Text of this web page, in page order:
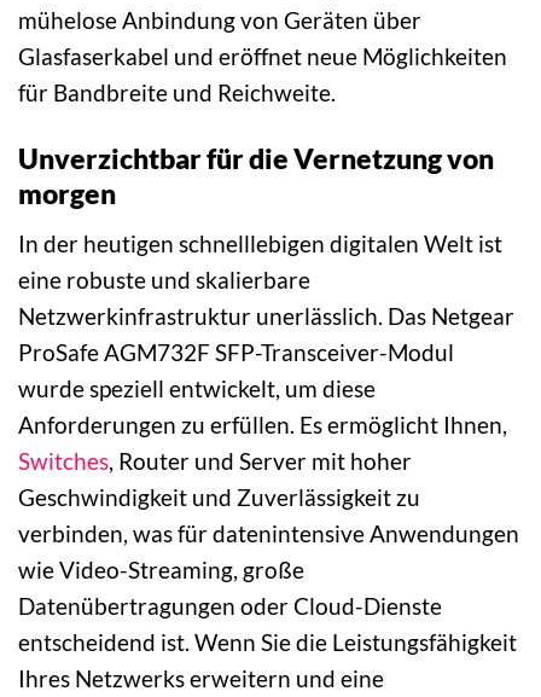
mühelose Anbindung von Geräten über
Glasfaserkabel und eröffnet neue Möglichkeiten
für Bandbreite und Reichweite.
Unverzichtbar für die Vernetzung von
morgen
In der heutigen schnelllebigen digitalen Welt ist
eine robuste und skalierbare
Netzwerkinfrastruktur unerlässlich. Das Netgear
ProSafe AGM732F SFP-Transceiver-Modul
wurde speziell entwickelt, um diese
Anforderungen zu erfüllen. Es ermöglicht Ihnen,
Switches , Router und Server mit hoher
Geschwindigkeit und Zuverlässigkeit zu
verbinden, was für datenintensive Anwendungen
wie Video-Streaming, große
Datenübertragungen oder Cloud-Dienste
entscheidend ist. Wenn Sie die Leistungsfähigkeit
Ihres Netzwerks erweitern und eine